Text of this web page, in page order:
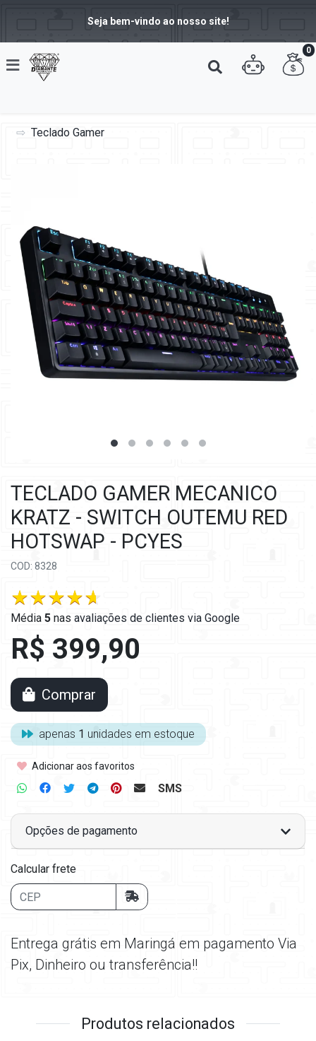
Seja bem-vindo ao nosso site!
0
Teclado Gamer
TECLADO GAMER MECANICO
KRATZ - SWITCH OUTEMU RED
HOTSWAP - PCYES
COD: 8328
Média 5 nas avaliações de clientes via Google
R$ 399,90
Comprar
apenas 1 unidades em estoque
Adicionar aos favoritos
SMS
Opções de pagamento
Calcular frete
Entrega grátis em Maringá em pagamento Via
Pix, Dinheiro ou transferência!!
Produtos relacionados